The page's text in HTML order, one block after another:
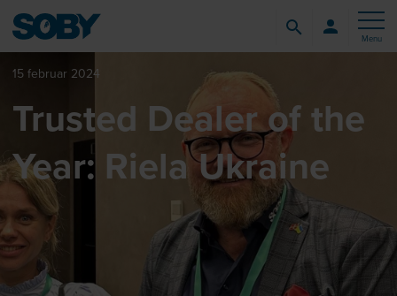
Menu
15 februar 2024
Trusted Dealer of the
Year: Riela Ukraine